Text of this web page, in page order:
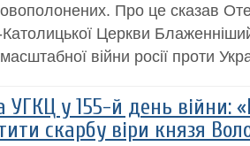
Про це сказав
Католицької Церкви
війни росії проти
УГКЦ у 155-й день війни:
скарбу віри князя